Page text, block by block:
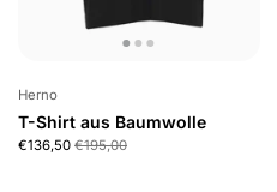
Herno
T-Shirt aus Baumwolle
€136,50 €195,00